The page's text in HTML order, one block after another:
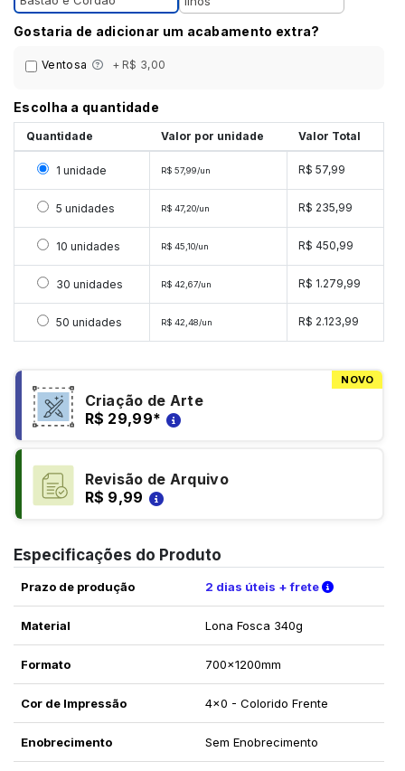
Gostaria de adicionar um acabamento extra?
Ventosa + R$ 3,00
Escolha a quantidade
Quantidade Valor por unidade Valor Total
Selecionar 1 unidade
1 unidade R$ 57,99/un R$ 57,99
Selecionar 5 unidades
5 unidades R$ 47,20/un R$ 235,99
Selecionar 10 unidades
10 unidades R$ 45,10/un R$ 450,99
Selecionar 30 unidades
30 unidades R$ 42,67/un R$ 1.279,99
Selecionar 50 unidades
50 unidades R$ 42,48/un R$ 2.123,99
NOVO
Criação de Arte
R$ 29,99*
Revisão de Arquivo
R$ 9,99
Especificações do Produto
Prazo de produção 2 dias úteis + frete Verifique
Material Lona Fosca 340g
Formato 700x1200mm
Cor de Impressão 4x0 - Colorido Frente
Enobrecimento Sem Enobrecimento